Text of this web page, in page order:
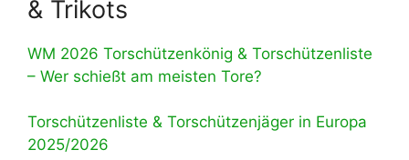
& Trikots
WM 2026 Torschützenkönig & Torschützenliste
– Wer schießt am meisten Tore?
Torschützenliste & Torschützenjäger in Europa
2025/2026